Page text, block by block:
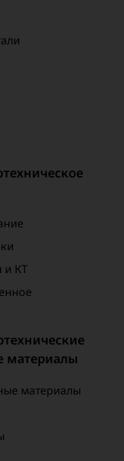
и КТ
материалы
материалы